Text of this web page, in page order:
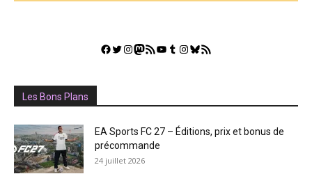
Facebook
Twitter
Instagram
Mastodon
Flux RSSYouTube
Tumblr
Instagram
Bluesky
GestGame
Les Bons Plans
EA Sports FC 27 – Éditions, prix et bonus de
précommande
24 juillet 2026